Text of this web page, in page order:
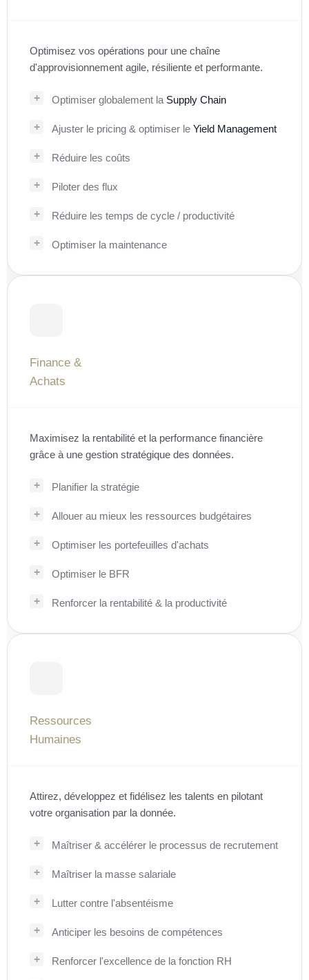
Optimisez vos opérations pour une chaîne
d'approvisionnement agile, résiliente et performante.
Optimiser globalement la Supply Chain
Ajuster le pricing & optimiser le Yield Management
Réduire les coûts
Piloter des flux
Réduire les temps de cycle / productivité
Optimiser la maintenance
Finance &
Achats
Maximisez la rentabilité et la performance financière
grâce à une gestion stratégique des données.
Planifier la stratégie
Allouer au mieux les ressources budgétaires
Optimiser les portefeuilles d'achats
Optimiser le BFR
Renforcer la rentabilité & la productivité
Ressources
Humaines
Attirez, développez et fidélisez les talents en pilotant
votre organisation par la donnée.
Maîtriser & accélérer le processus de recrutement
Maîtriser la masse salariale
Lutter contre l'absentéisme
Anticiper les besoins de compétences
Renforcer l'excellence de la fonction RH